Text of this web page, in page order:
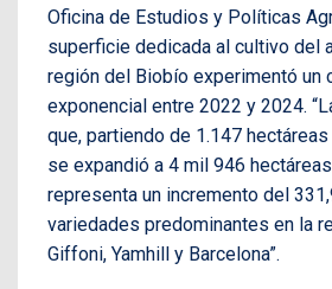
Oficina de Estudios y Políticas
superficie dedicada al cultivo del
región del Biobío experimentó un
exponencial entre 2022 y 2024.
que, partiendo de 1.147
se expandió a 4 mil 946
representa un incremento del
variedades predominantes en la
Giffoni, Yamhill y Barcelona”.